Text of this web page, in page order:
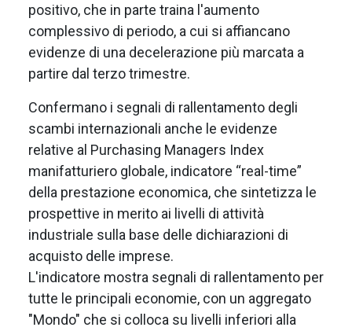
positivo, che in parte traina l'aumento
complessivo di periodo, a cui si affiancano
evidenze di una decelerazione più marcata a
partire dal terzo trimestre.
Confermano i segnali di rallentamento degli
scambi internazionali anche le evidenze
relative al Purchasing Managers Index
manifatturiero globale, indicatore “real-time”
della prestazione economica, che sintetizza le
prospettive in merito ai livelli di attività
industriale sulla base delle dichiarazioni di
acquisto delle imprese.
L'indicatore mostra segnali di rallentamento per
tutte le principali economie, con un aggregato
"Mondo" che si colloca su livelli inferiori alla